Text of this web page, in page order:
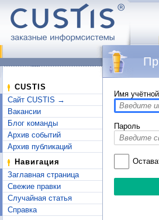
CUSTIS
Сайт CUSTIS →
Вакансии
Блог команды
Архив событий
Архив публикаций
Навигация
Заглавная страница
Свежие правки
Случайная статья
Справка
Имя
Пароль